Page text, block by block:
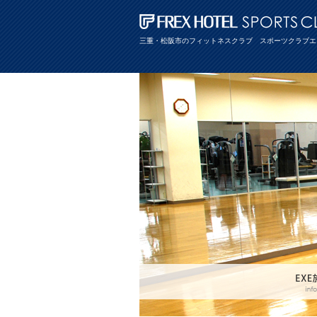
三重・松阪市のフィットネスクラブ スポーツクラブ